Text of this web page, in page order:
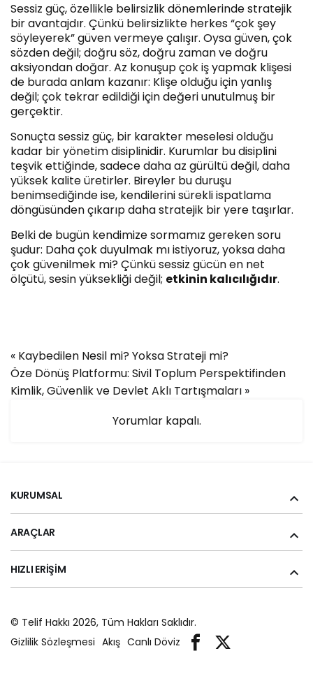
Sessiz güç, özellikle belirsizlik dönemlerinde stratejik
bir avantajdır. Çünkü belirsizlikte herkes “çok şey
söyleyerek” güven vermeye çalışır. Oysa güven, çok
sözden değil; doğru söz, doğru zaman ve doğru
aksiyondan doğar. Az konuşup çok iş yapmak klişesi
de burada anlam kazanır: Klişe olduğu için yanlış
değil; çok tekrar edildiği için değeri unutulmuş bir
gerçektir.
Sonuçta sessiz güç, bir karakter meselesi olduğu
kadar bir yönetim disiplinidir. Kurumlar bu disiplini
teşvik ettiğinde, sadece daha az gürültü değil, daha
yüksek kalite üretirler. Bireyler bu duruşu
benimsediğinde ise, kendilerini sürekli ispatlama
döngüsünden çıkarıp daha stratejik bir yere taşırlar.
Belki de bugün kendimize sormamız gereken soru
şudur: Daha çok duyulmak mı istiyoruz, yoksa daha
çok güvenilmek mi? Çünkü sessiz gücün en net
ölçütü, sesin yüksekliği değil; etkinin kalıcılığıdır.
« Kaybedilen Nesil mi? Yoksa Strateji mi?
Öze Dönüş Platformu: Sivil Toplum Perspektifinden
Kimlik, Güvenlik ve Devlet Aklı Tartışmaları »
Yorumlar kapalı.
KURUMSAL
ARAÇLAR
HIZLI ERIŞIM
© Telif Hakkı 2026, Tüm Hakları Saklıdır.
Gizlilik Sözleşmesi Akış Canlı Döviz